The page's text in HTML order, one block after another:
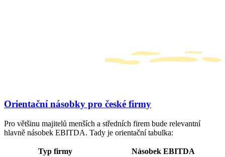
Orientační násobky pro české firmy
Pro většinu majitelů menších a středních firem bude relevantní
hlavně násobek EBITDA. Tady je orientační tabulka:
Typ firmy
Násobek EBITDA